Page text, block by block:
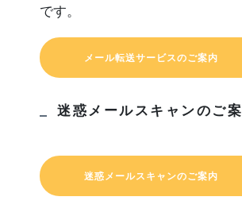
です。
メール転送サービスのご案内
迷惑メールスキャンのご
迷惑メールスキャンのご案内